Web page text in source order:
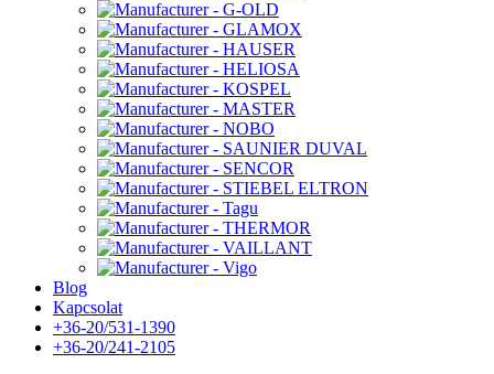
Blog
Kapcsolat
+36-20/531-1390
+36-20/241-2105